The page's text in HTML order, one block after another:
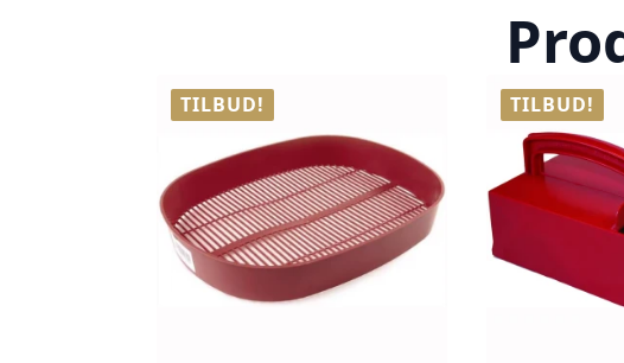
TILBUD! TILBUD!